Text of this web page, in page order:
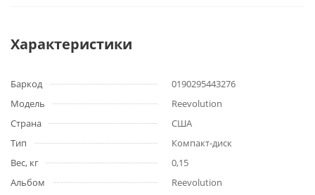
Характеристики
Баркод
0190295443276
Модель
Reevolution
Страна
США
Тип
Компакт-диск
Вес, кг
0,15
Альбом
Reevolution